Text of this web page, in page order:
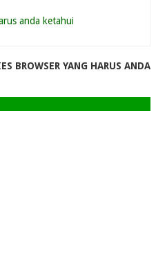
anda ketahui
BROWSER YANG HARUS ANDA